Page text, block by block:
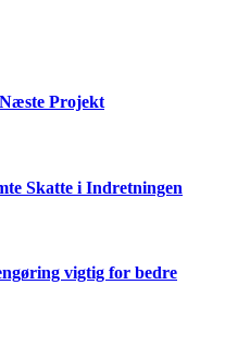
Projekt
Skatte i Indretningen
vigtig for bedre